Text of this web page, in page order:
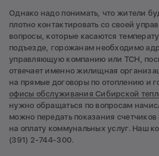
Однако надо понимать, что жители
плотно контактировать со своей
вопросы, которые касаются
подъезде, горожанам необходимо
управляющую компанию или ТСН,
отвечает именно жилищная
на прямые договоры по отоплению и
офисы обслуживания Сибирской
нужно обращаться по вопросам
можно передать показания
на оплату коммунальных услуг. Наш
(391) 2-744-300.